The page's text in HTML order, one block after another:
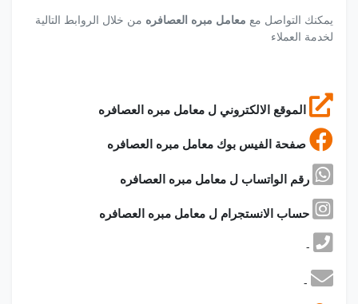
يمكنك التواصل مع معامل مبره العصافره من خلال الروابط التالية
لخدمة العملاء
-
-